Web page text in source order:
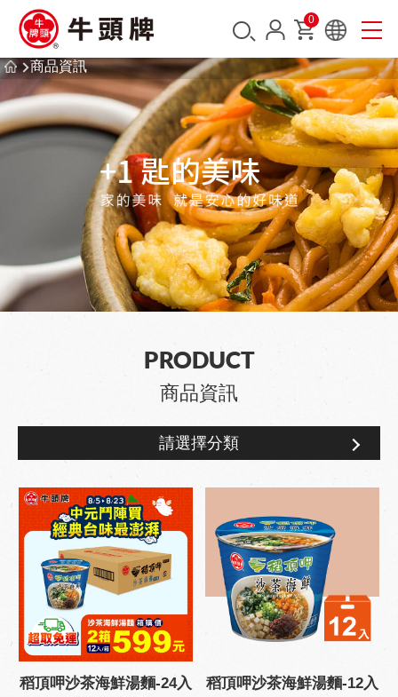
0
商品資訊
PRODUCT
商品資訊
請選擇分類
商品資訊
稻頂呷沙茶海鮮湯麵-24入
稻頂呷沙茶海鮮湯麵-12入